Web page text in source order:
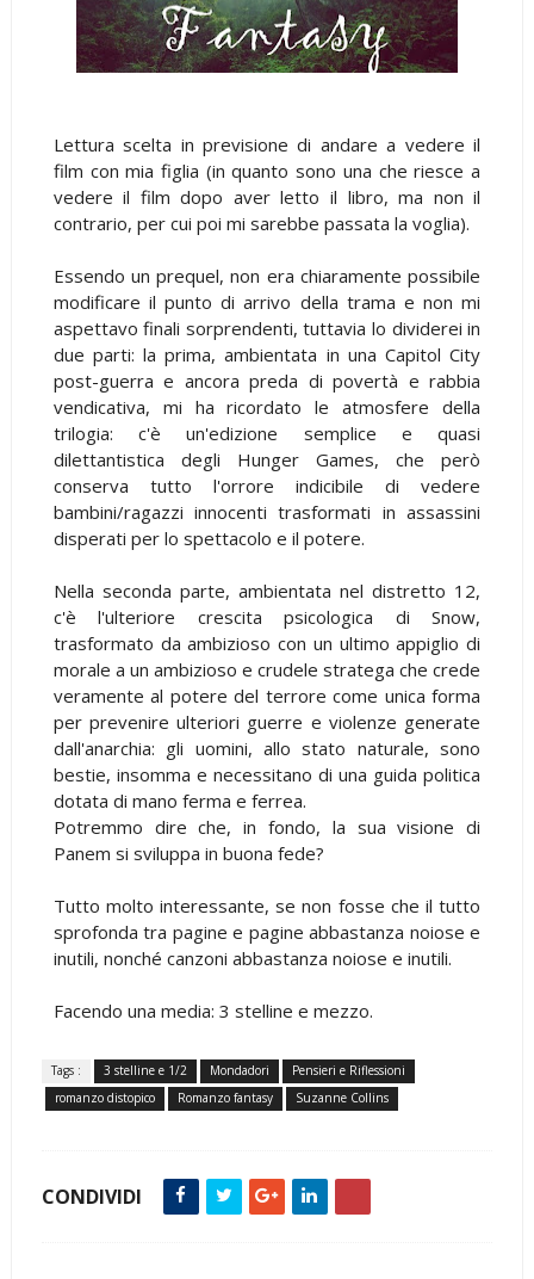
Lettura scelta in previsione di andare a vedere il
film con mia figlia (in quanto sono una che riesce a
vedere il film dopo aver letto il libro, ma non il
contrario, per cui poi mi sarebbe passata la voglia).
Essendo un prequel, non era chiaramente possibile
modificare il punto di arrivo della trama e non mi
aspettavo finali sorprendenti, tuttavia lo dividerei in
due parti: la prima, ambientata in una Capitol City
post-guerra e ancora preda di povertà e rabbia
vendicativa, mi ha ricordato le atmosfere della
trilogia: c'è un'edizione semplice e quasi
dilettantistica degli Hunger Games, che però
conserva tutto l'orrore indicibile di vedere
bambini/ragazzi innocenti trasformati in assassini
disperati per lo spettacolo e il potere.
Nella seconda parte, ambientata nel distretto 12,
c'è l'ulteriore crescita psicologica di Snow,
trasformato da ambizioso con un ultimo appiglio di
morale a un ambizioso e crudele stratega che crede
veramente al potere del terrore come unica forma
per prevenire ulteriori guerre e violenze generate
dall'anarchia: gli uomini, allo stato naturale, sono
bestie, insomma e necessitano di una guida politica
dotata di mano ferma e ferrea.
Potremmo dire che, in fondo, la sua visione di
Panem si sviluppa in buona fede?
Tutto molto interessante, se non fosse che il tutto
sprofonda tra pagine e pagine abbastanza noiose e
inutili, nonché canzoni abbastanza noiose e inutili.
Facendo una media: 3 stelline e mezzo.
Tags : 3 stelline e 1/2 Mondadori
Pensieri e Riflessioni
romanzo distopico
Romanzo fantasy Suzanne Collins
CONDIVIDI